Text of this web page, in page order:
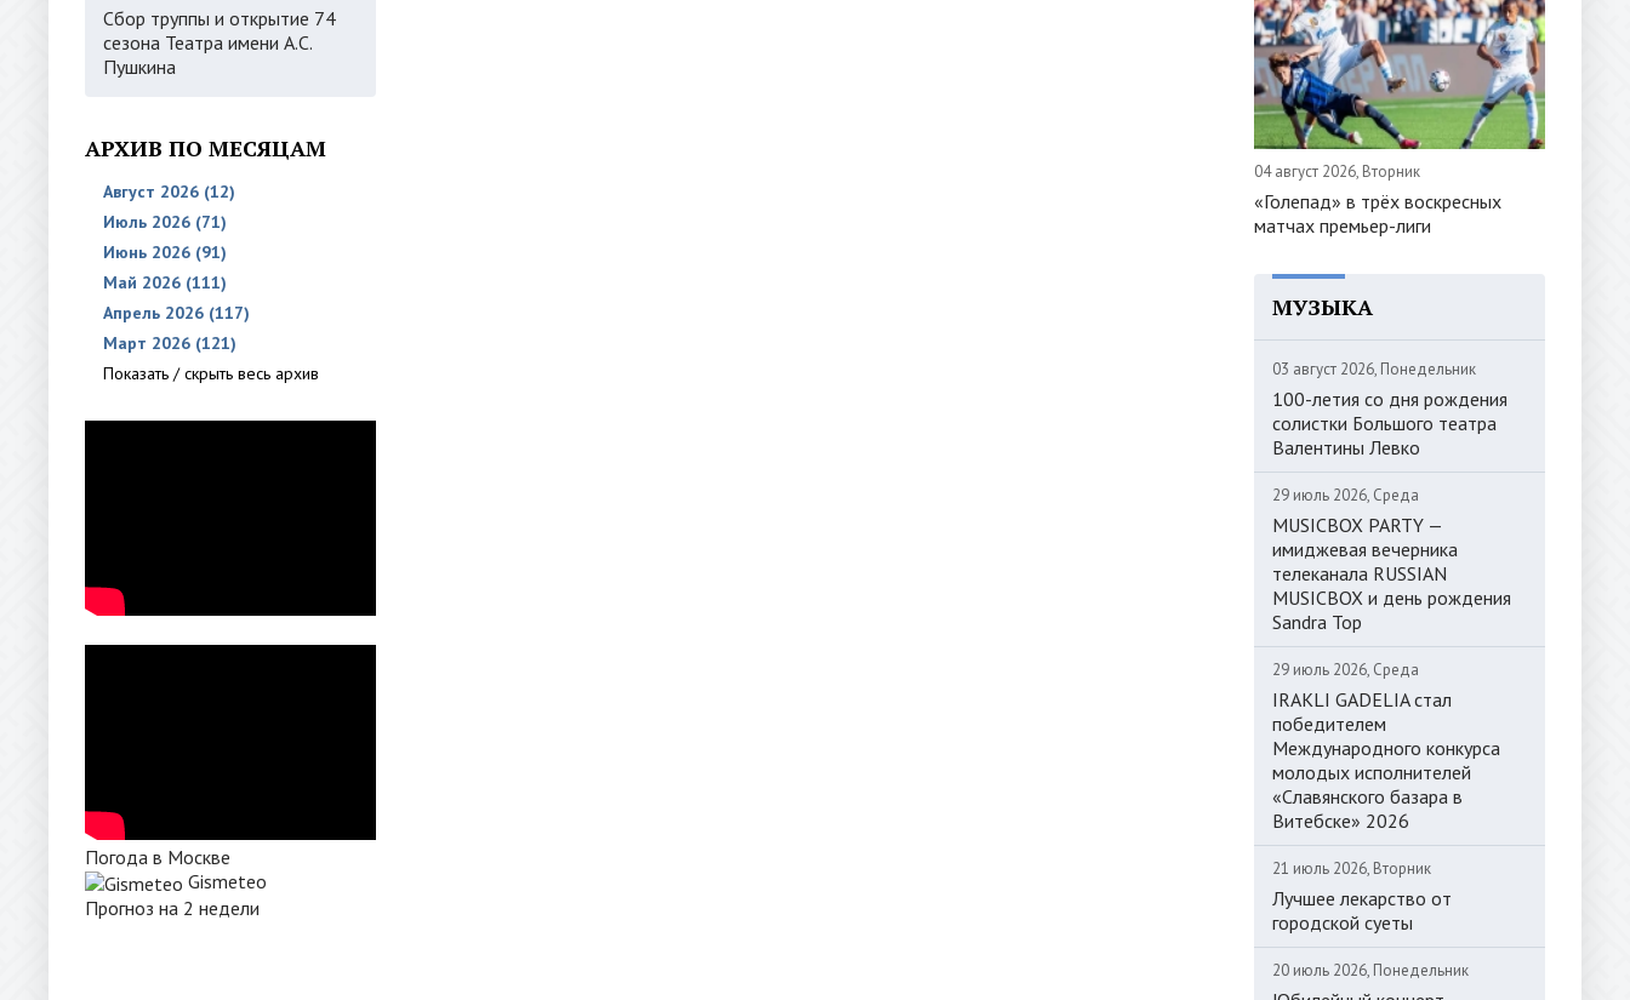
Сбор труппы и открытие 74
сезона Театра имени А.С.
Пушкина
АРХИВ ПО МЕСЯЦАМ
Август 2026 (12)
Июль 2026 (71)
Июнь 2026 (91)
Май 2026 (111)
Апрель 2026 (117)
Март 2026 (121)
Показать / скрыть весь архив
Погода в Москве
Gismeteo
Прогноз на 2 недели
04 август 2026, Вторник
«Голепад» в трёх воскресных
матчах премьер-лиги
МУЗЫКА
03 август 2026, Понедельник
100-летия со дня рождения
солистки Большого театра
Валентины Левко
29 июль 2026, Среда
MUSICBOX PARTY —
имиджевая вечерника
телеканала RUSSIAN
MUSICBOX и день рождения
Sandra Top
29 июль 2026, Среда
IRAKLI GADELIA стал
победителем
Международного конкурса
молодых исполнителей
«Славянского базара в
Витебске» 2026
21 июль 2026, Вторник
Лучшее лекарство от
городской суеты
20 июль 2026, Понедельник